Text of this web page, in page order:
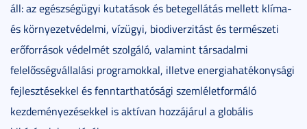
áll: az egészségügyi kutatások és betegellátás mellett klíma-
és környezetvédelmi, vízügyi, biodiverzitást és természeti
erőforrások védelmét szolgáló, valamint társadalmi
felelősségvállalási programokkal, illetve energiahatékonysági
fejlesztésekkel és fenntarthatósági szemléletformáló
kezdeményezésekkel is aktívan hozzájárul a globális